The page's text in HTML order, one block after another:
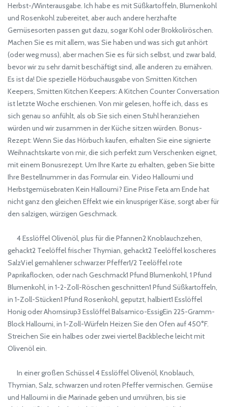
Herbst-/Winterausgabe. Ich habe es mit Süßkartoffeln, Blumenkohl
und Rosenkohl zubereitet, aber auch andere herzhafte
Gemüsesorten passen gut dazu, sogar Kohl oder Brokkoliröschen.
Machen Sie es mit allem, was Sie haben und was sich gut anhört
(oder weg muss), aber machen Sie es für sich selbst, und zwar bald,
bevor wir zu sehr damit beschäftigt sind, alle anderen zu ernähren.
Es ist da! Die spezielle Hörbuchausgabe von Smitten Kitchen
Keepers, Smitten Kitchen Keepers: A Kitchen Counter Conversation
ist letzte Woche erschienen. Von mir gelesen, hoffe ich, dass es
sich genau so anfühlt, als ob Sie sich einen Stuhl heranziehen
würden und wir zusammen in der Küche sitzen würden. Bonus-
Rezept: Wenn Sie das Hörbuch kaufen, erhalten Sie eine signierte
Weihnachtskarte von mir, die sich perfekt zum Verschenken eignet,
mit einem Bonusrezept. Um Ihre Karte zu erhalten, geben Sie bitte
Ihre Bestellnummer in das Formular ein. Video Halloumi und
Herbstgemüsebraten Kein Halloumi? Eine Prise Feta am Ende hat
nicht ganz den gleichen Effekt wie ein knuspriger Käse, sorgt aber für
den salzigen, würzigen Geschmack.
4 Esslöffel Olivenöl, plus für die Pfannen2 Knoblauchzehen,
gehackt2 Teelöffel frischer Thymian, gehackt2 Teelöffel koscheres
SalzViel gemahlener schwarzer Pfeffer1/2 Teelöffel rote
Paprikaflocken, oder nach Geschmack1 Pfund Blumenkohl, 1 Pfund
Blumenkohl, in 1-2-Zoll-Röschen geschnitten1 Pfund Süßkartoffeln,
in 1-Zoll-Stücken1 Pfund Rosenkohl, geputzt, halbiert1 Esslöffel
Honig oder Ahornsirup3 Esslöffel Balsamico-EssigEin 225-Gramm-
Block Halloumi, in 1-Zoll-Würfeln Heizen Sie den Ofen auf 450°F.
Streichen Sie ein halbes oder zwei viertel Backbleche leicht mit
Olivenöl ein.
In einer großen Schüssel 4 Esslöffel Olivenöl, Knoblauch,
Thymian, Salz, schwarzen und roten Pfeffer vermischen. Gemüse
und Halloumi in die Marinade geben und umrühren, bis sie